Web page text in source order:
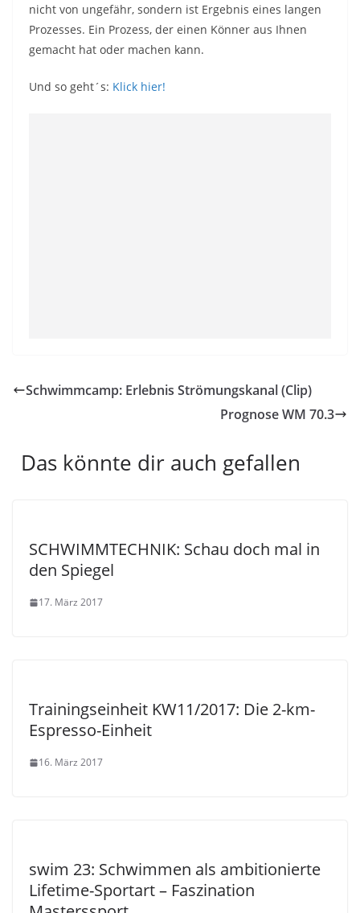
nicht von ungefähr, sondern ist Ergebnis eines langen
Prozesses. Ein Prozess, der einen Könner aus Ihnen
gemacht hat oder machen kann.
Und so geht´s: Klick hier!
Schwimmcamp: Erlebnis Strömungskanal (Clip)
Prognose WM 70.3
Das könnte dir auch gefallen
SCHWIMMTECHNIK: Schau doch mal in
den Spiegel
17. März 2017
Trainingseinheit KW11/2017: Die 2-km-
Espresso-Einheit
16. März 2017
swim 23: Schwimmen als ambitionierte
Lifetime-Sportart – Faszination